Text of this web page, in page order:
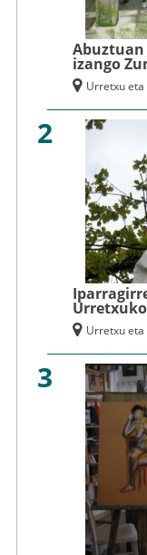
izango
Urretxu
2
Urretxu
3